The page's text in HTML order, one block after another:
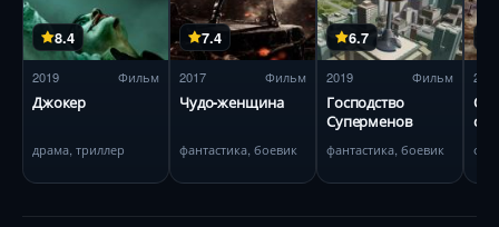
8.4
2019 Фильм
Джокер
драма, триллер
7.4
2017 Фильм
Чудо-женщина
фантастика, боевик
6.7
2019 Фильм
Господство
Суперменов
фантастика, боевик
2021